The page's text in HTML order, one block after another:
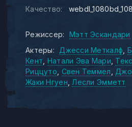
Качество:
Режиссер:
Мэтт Эскандари
Актеры:
Джесси Меткалф
Кент Натали Эва Мари
Риццуто Свен Теммел
Жаки Нгуен Лесли Эмметт